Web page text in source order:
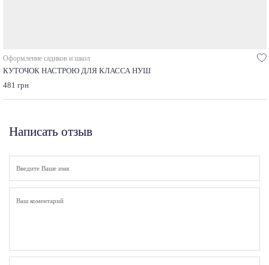
Оформление садиков и школ
КУТОЧОК НАСТРОЮ ДЛЯ КЛАССА НУШ
481 грн
Написать отзыв